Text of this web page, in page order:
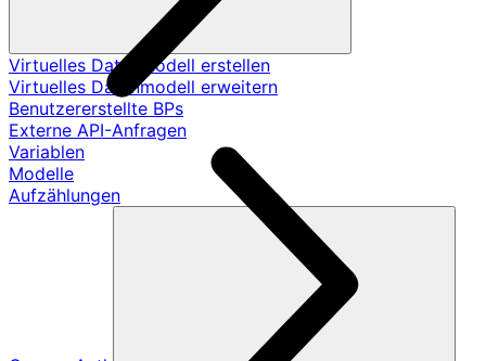
Virtuelles Datenmodell erstellen
Virtuelles Datenmodell erweitern
Benutzererstellte BPs
Externe API-Anfragen
Variablen
Modelle
Aufzählungen